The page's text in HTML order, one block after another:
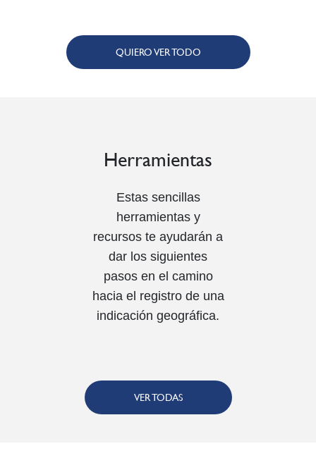
QUIERO VER TODO
Herramientas
Estas sencillas
herramientas y
recursos te ayudarán a
dar los siguientes
pasos en el camino
hacia el registro de una
indicación geográfica.
VER TODAS